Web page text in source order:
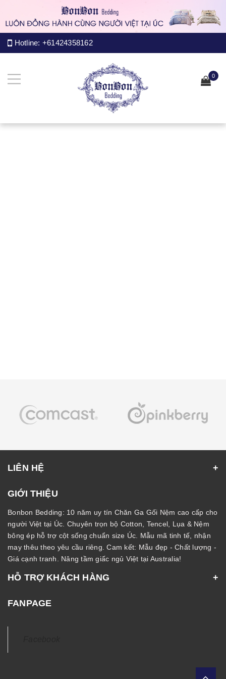
Hotline: +61424358162
0
LIÊN HỆ
GIỚI THIỆU
Bonbon Bedding: 10 năm uy tín Chăn Ga Gối Nệm cao cấp cho
người Việt tại Úc. Chuyên trọn bộ Cotton, Tencel, Lụa & Nệm
bông ép hỗ trợ cột sống chuẩn size Úc. Mẫu mã tinh tế, nhận
may thêu theo yêu cầu riêng. Cam kết: Mẫu đẹp - Chất lượng -
Giá cạnh tranh. Nâng tầm giấc ngủ Việt tại Australia!
HỖ TRỢ KHÁCH HÀNG
FANPAGE